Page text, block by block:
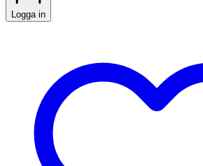
Logga in